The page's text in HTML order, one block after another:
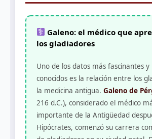
Galeno: el médico que
los gladiadores
Uno de los datos más fascinantes y
conocidos es la relación entre los
la medicina antigua. Galeno de
216 d.C.), considerado el médico
importante de la Antigüedad
Hipócrates, comenzó su carrera